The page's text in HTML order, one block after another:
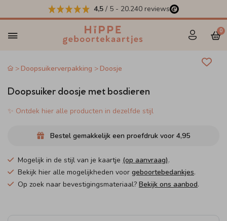
4,5 / 5 - 20.240 reviews
0
Doopsuikerverpakking Doosje
Doopsuiker doosje met bosdieren
✨ Ontdek hier alle producten in dezelfde stijl
Bestel gemakkelijk een proefdruk voor 4,95
Mogelijk in de stijl van je kaartje (op aanvraag).
Bekijk hier alle mogelijkheden voor geboortebedankjes.
Op zoek naar bevestigingsmateriaal? Bekijk ons aanbod.